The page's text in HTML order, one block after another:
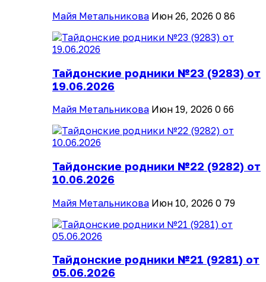
Майя Метальникова Июн 26, 2026 0 86
Тайдонские родники №23 (9283) от
19.06.2026
Майя Метальникова Июн 19, 2026 0 66
Тайдонские родники №22 (9282) от
10.06.2026
Майя Метальникова Июн 10, 2026 0 79
Тайдонские родники №21 (9281) от
05.06.2026